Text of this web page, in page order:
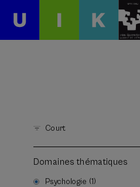
Court
Domaines thématiques
Psychologie (1)